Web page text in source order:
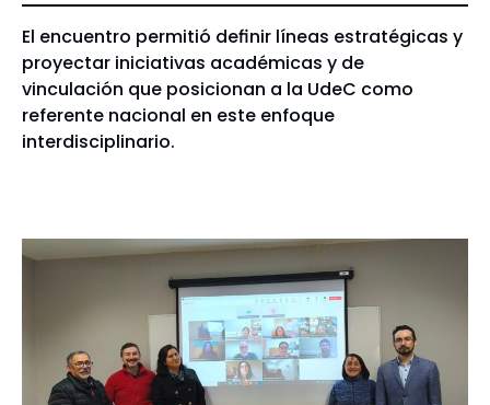
El encuentro permitió definir líneas estratégicas y
proyectar iniciativas académicas y de
vinculación que posicionan a la UdeC como
referente nacional en este enfoque
interdisciplinario.